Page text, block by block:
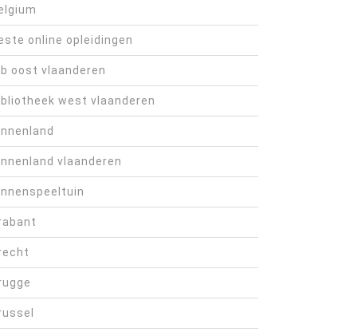
online opleidingen
oost vlaanderen
west vlaanderen
vlaanderen